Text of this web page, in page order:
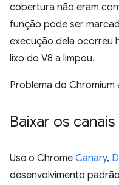
cobertura não eram
função pode ser
execução dela ocorreu
lixo do V8 a limpou.
Problema do Chromium
Baixar os
Use o Chrome Canary,
desenvolvimento